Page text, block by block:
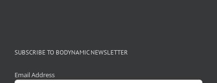
SUBSCRIBE TO BODYNAMIC NEWSLETTER
Email Address